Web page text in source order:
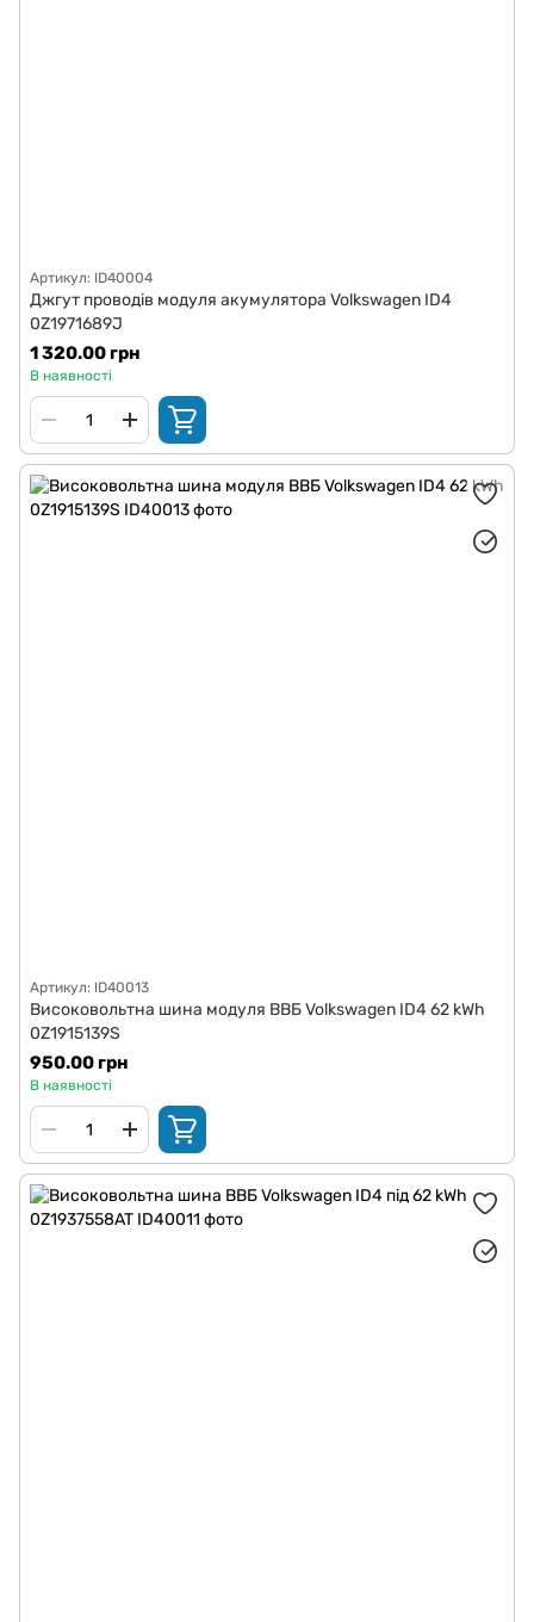
Артикул: ID40004
Джгут проводів модуля акумулятора Volkswagen ID4
0Z1971689J
1 320.00 грн
В наявності
Артикул: ID40013
Високовольтна шина модуля ВВБ Volkswagen ID4 62 kWh
0Z1915139S
950.00 грн
В наявності